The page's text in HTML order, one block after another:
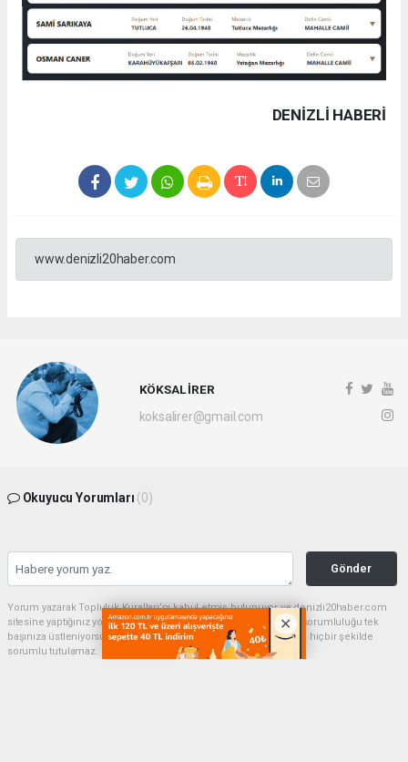
DENIZLI HABERİ
www.denizli20haber.com
KÖKSAL İRER
koksalirer@gmail.com
Okuyucu Yorumları (0)
Gönder
Yorum yazarak Topluluk Kuralları’nı kabul etmiş bulunuyor ve denizli20haber.com
sitesine yaptığınız yorumunuzla ilgili doğrudan veya dolaylı tüm sorumluluğu tek
başınıza üstleniyorsunuz. Yazılan tüm yorumlardan site yönetimi hiçbir şekilde
sorumlu tutulamaz.